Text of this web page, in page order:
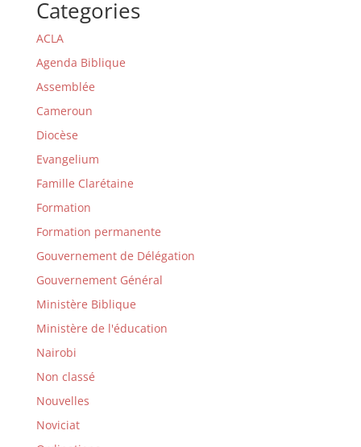
Categories
ACLA
Agenda Biblique
Assemblée
Cameroun
Diocèse
Evangelium
Famille Clarétaine
Formation
Formation permanente
Gouvernement de Délégation
Gouvernement Général
Ministère Biblique
Ministère de l'éducation
Nairobi
Non classé
Nouvelles
Noviciat